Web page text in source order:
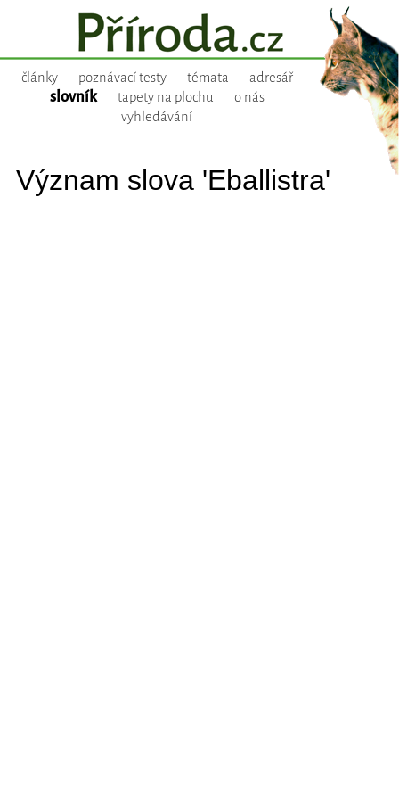
články poznávací testy témata adresář
slovník tapety na plochu
o nás
vyhledávání
Význam slova 'Eballistra'